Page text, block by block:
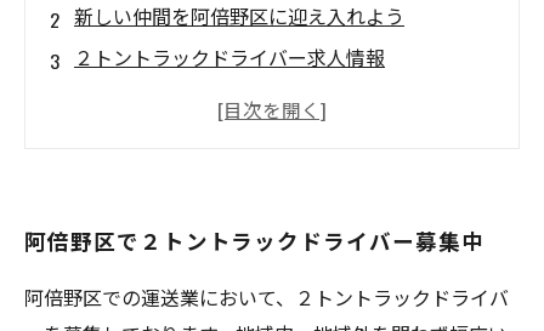
新しい仲間を阿倍野区に迎え入れよう
２トントラックドライバー求人情報
阿倍野区での安定した就業を求める方必見
阿倍野区で２トントラックドライバー募集中
阿倍野区での運送業において、２トントラックドライバ